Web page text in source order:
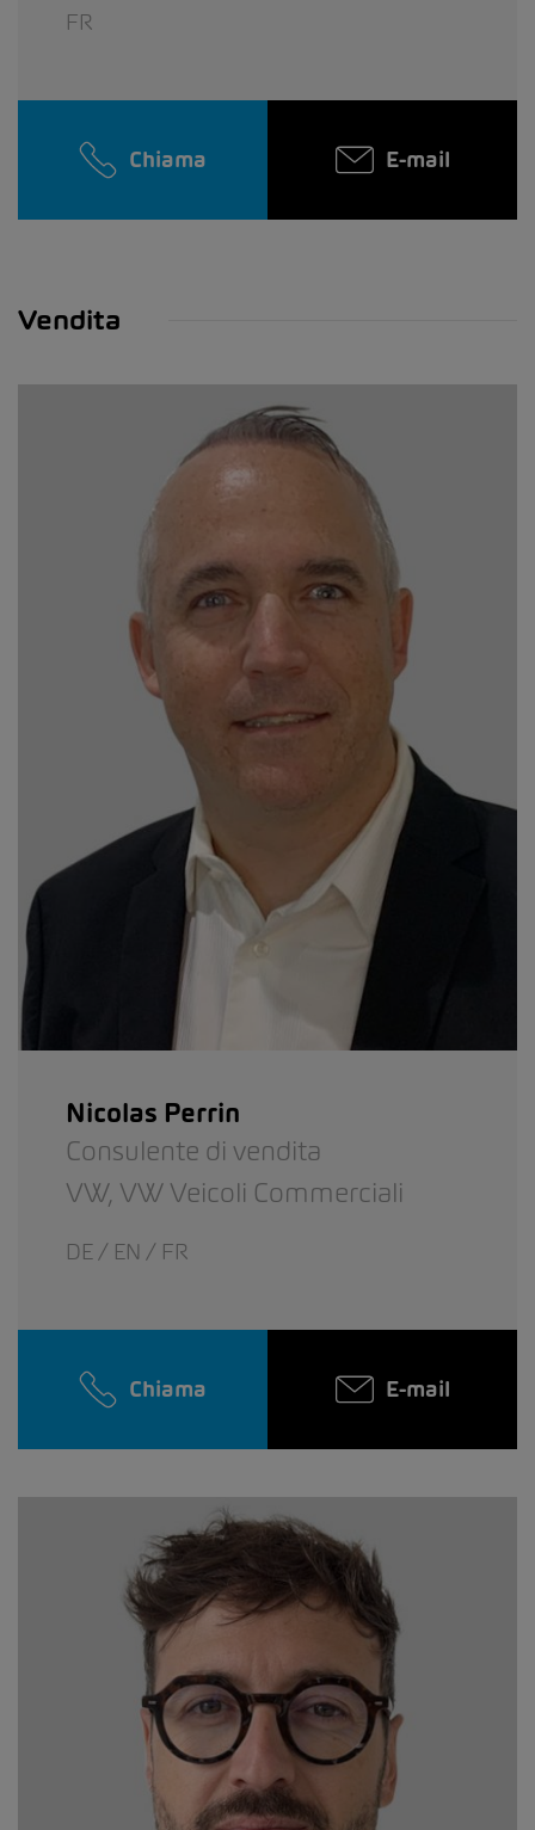
FR
Chiama E-mail
Vendita
Nicolas Perrin
Consulente di vendita
VW, VW Veicoli Commerciali
DE / EN / FR
Chiama E-mail